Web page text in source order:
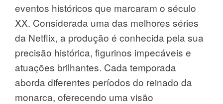
eventos históricos que marcaram o século
XX. Considerada uma das melhores séries
da Netflix, a produção é conhecida pela sua
precisão histórica, figurinos impecáveis e
atuações brilhantes. Cada temporada
aborda diferentes períodos do reinado da
monarca, oferecendo uma visão